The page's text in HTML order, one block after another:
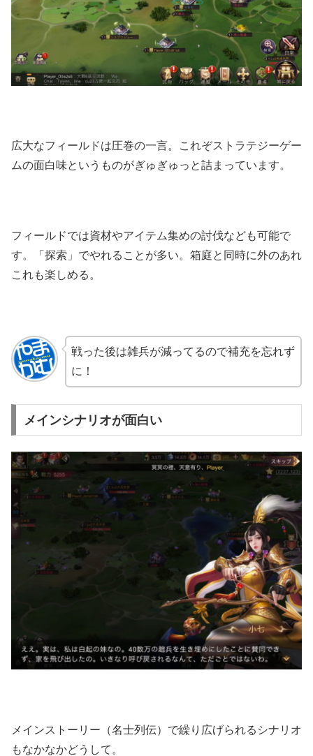
広大なフィールドは圧巻の一言。これぞストラテジーゲー
ムの面白味というものがぎゅぎゅっと詰まっています。
フィールドでは資材やアイテム集めの討伐なども可能で
す。「探索」でやれることが多い。箱庭と同時に外のあれ
これも楽しめる。
戦った後は雑兵が減ってるので補充を忘れず
に！
メインシナリオが面白い
メインストーリー（名士列伝）で繰り広げられるシナリオ
もなかなかどうして。